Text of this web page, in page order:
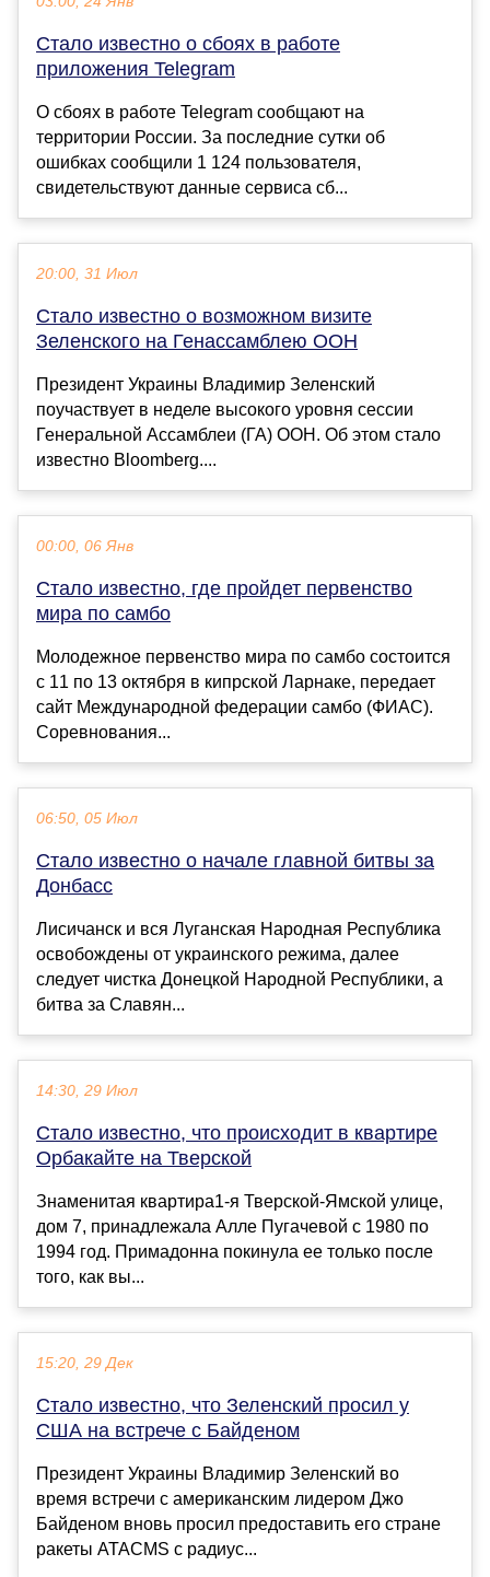
Стало известно о сбоях в работе
приложения Telegram
О сбоях в работе Telegram сообщают на
территории России. За последние сутки об
ошибках сообщили 1 124 пользователя,
свидетельствуют данные сервиса сб...
20:00, 31 Июл
Стало известно о возможном визите
Зеленского на Генассамблею ООН
Президент Украины Владимир Зеленский
поучаствует в неделе высокого уровня сессии
Генеральной Ассамблеи (ГА) ООН. Об этом стало
известно Bloomberg....
00:00, 06 Янв
Стало известно, где пройдет первенство
мира по самбо
Молодежное первенство мира по самбо состоится
с 11 по 13 октября в кипрской Ларнаке, передает
сайт Международной федерации самбо (ФИАС).
Соревнования...
06:50, 05 Июл
Стало известно о начале главной битвы за
Донбасс
Лисичанск и вся Луганская Народная Республика
освобождены от украинского режима, далее
следует чистка Донецкой Народной Республики, а
битва за Славян...
14:30, 29 Июл
Стало известно, что происходит в квартире
Орбакайте на Тверской
Знаменитая квартира1-я Тверской-Ямской улице,
дом 7, принадлежала Алле Пугачевой с 1980 по
1994 год. Примадонна покинула ее только после
того, как вы...
15:20, 29 Дек
Стало известно, что Зеленский просил у
США на встрече с Байденом
Президент Украины Владимир Зеленский во
время встречи с американским лидером Джо
Байденом вновь просил предоставить его стране
ракеты ATACMS с радиус...